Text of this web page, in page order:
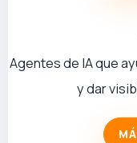
Agentes de IA que
y dar